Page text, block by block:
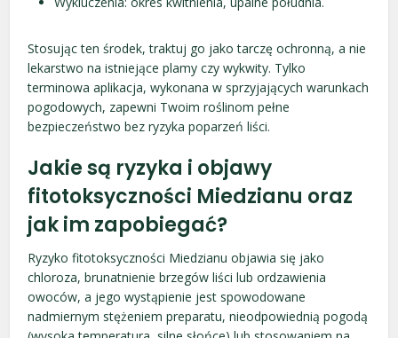
Stosując ten środek, traktuj go jako tarczę ochronną, a nie
lekarstwo na istniejące plamy czy wykwity. Tylko
terminowa aplikacja, wykonana w sprzyjających warunkach
pogodowych, zapewni Twoim roślinom pełne
bezpieczeństwo bez ryzyka poparzeń liści.
Jakie są ryzyka i objawy
fitotoksyczności Miedzianu oraz
jak im zapobiegać?
Ryzyko fitotoksyczności Miedzianu objawia się jako
chloroza, brunatnienie brzegów liści lub ordzawienia
owoców, a jego wystąpienie jest spowodowane
nadmiernym stężeniem preparatu, nieodpowiednią pogodą